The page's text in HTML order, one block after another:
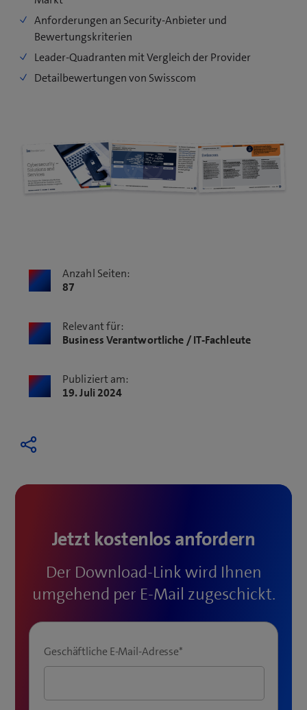
Anforderungen an Security-Anbieter und
Bewertungskriterien
Leader-Quadranten mit Vergleich der Provider
Detailbewertungen von Swisscom
Anzahl Seiten:
87
Relevant für:
Business Verantwortliche / IT-Fachleute
Publiziert am:
19. Juli 2024
Jetzt kostenlos anfordern
Der Download-Link wird Ihnen
umgehend per E-Mail zugeschickt.
Geschäftliche E-Mail-Adresse*